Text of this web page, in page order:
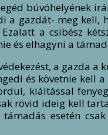
búvóhelyének
gazdát- meg kell,
a csibész
és elhagyni a
a gazda
és követnie kell
kiáltással
rövid ideig kell
esetén